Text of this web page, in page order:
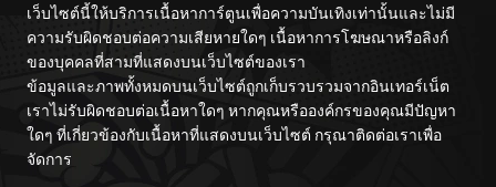
เว็บไซต์นี้ให้บริการเนื้อหาการ์ตูนเพื่อความบันเทิงเท่านั้นและไม่มี
ความรับผิดชอบต่อความเสียหายใดๆ เนื้อหาการโฆษณาหรือลิงก์
ของบุคคลที่สามที่แสดงบนเว็บไซต์ของเรา
ข้อมูลและภาพทั้งหมดบนเว็บไซต์ถูกเก็บรวบรวมจากอินเทอร์เน็ต
เราไม่รับผิดชอบต่อเนื้อหาใดๆ หากคุณหรือองค์กรของคุณมีปัญหา
ใดๆ ที่เกี่ยวข้องกับเนื้อหาที่แสดงบนเว็บไซต์ กรุณาติดต่อเราเพื่อ
จัดการ